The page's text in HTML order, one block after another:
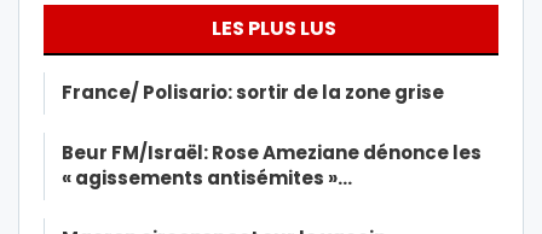
LES PLUS LUS
France/ Polisario: sortir de la zone grise
Beur FM/Israël: Rose Ameziane dénonce les
« agissements antisémites »…